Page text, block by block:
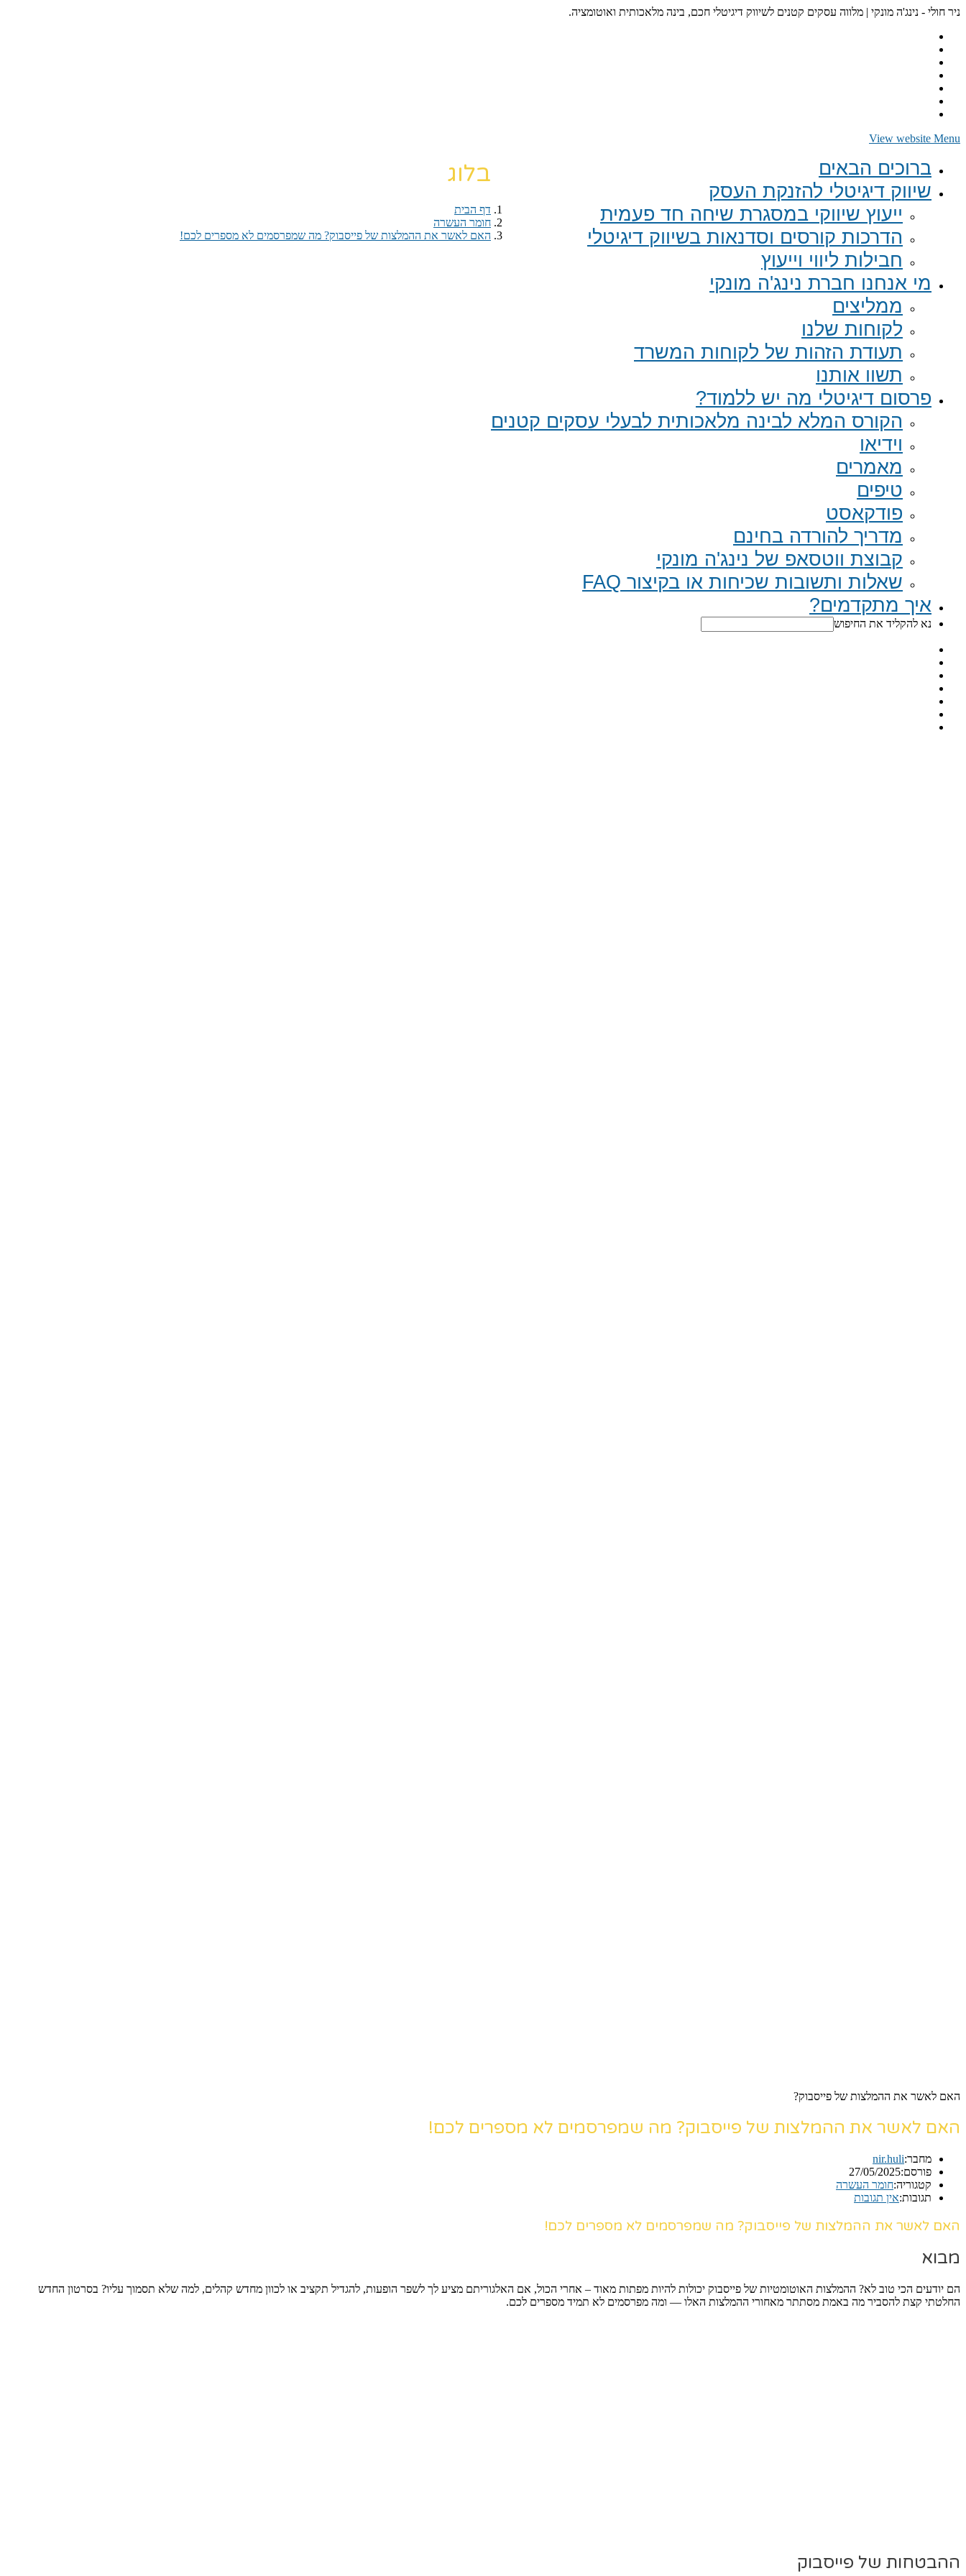
ניר חולי - נינג'ה מונקי | מלווה עסקים קטנים לשיווק דיגיטלי חכם, בינה מלאכותית ואוטומציה.
View website Menu
ברוכים הבאים
שיווק דיגיטלי להזנקת העסק
ייעוץ שיווקי במסגרת שיחה חד פעמית​
הדרכות קורסים וסדנאות בשיווק דיגיטלי
חבילות ליווי וייעוץ
מי אנחנו חברת נינג'ה מונקי
ממליצים
לקוחות שלנו
תעודת הזהות של לקוחות המשרד
תשוו אותנו
פרסום דיגיטלי מה יש ללמוד?
הקורס המלא לבינה מלאכותית לבעלי עסקים קטנים
וידיאו
מאמרים
טיפים
פודקאסט
מדריך להורדה בחינם
קבוצת ווטסאפ של נינג'ה מונקי​
שאלות ותשובות שכיחות או בקיצור FAQ
איך מתקדמים?
נא להקליד את החיפוש
בלוג
דף הבית
חומר העשרה
האם לאשר את ההמלצות של פייסבוק? מה שמפרסמים לא מספרים לכם!
האם לאשר את ההמלצות של פייסבוק?
האם לאשר את ההמלצות של פייסבוק? מה שמפרסמים לא מספרים לכם!
מחבר:nir.huli
פורסם:27/05/2025
קטגוריה:חומר העשרה
תגובות:אין תגובות
האם לאשר את ההמלצות של פייסבוק? מה שמפרסמים לא מספרים לכם!
מבוא
הם יודעים הכי טוב לא? ההמלצות האוטומטיות של פייסבוק יכולות להיות מפתות מאוד – אחרי הכול, אם האלגוריתם מציע לך לשפר הופעות, להגדיל תקציב או לכוון מחדש קהלים, למה שלא תסמוך עליו? בסרטון החדש
החלטתי קצת להסביר מה באמת מסתתר מאחורי ההמלצות האלו — ומה מפרסמים לא תמיד מספרים לכם.
ההבטחות של פייסבוק